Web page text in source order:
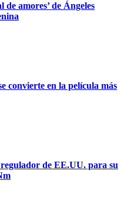
amores’ de Ángeles
convierte en la película más
de EE.UU. para su